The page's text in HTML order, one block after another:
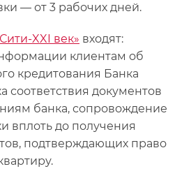
— от 3 рабочих дней.
XXI век» входят:
клиентам об
кредитования Банка
документов
банка, сопровождение
вплоть до получения
подтверждающих право